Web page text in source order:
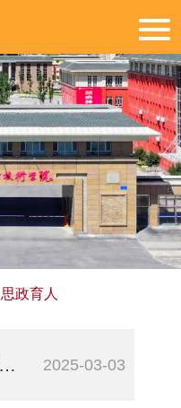
思政育人
2025-03-03